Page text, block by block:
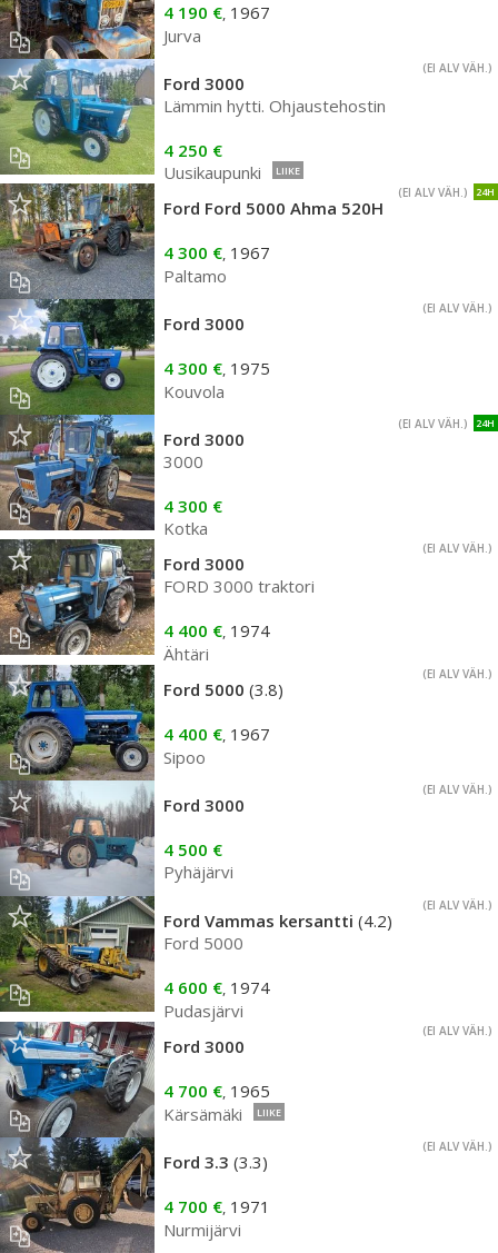
4 190 €, 1967
Jurva
(EI ALV VÄH.)
Ford 3000
Lämmin hytti. Ohjaustehostin
4 250 €
Uusikaupunki
LIIKE
24H
(EI ALV VÄH.)
Ford Ford 5000 Ahma 520H
4 300 €, 1967
Paltamo
(EI ALV VÄH.)
Ford 3000
4 300 €, 1975
Kouvola
24H
(EI ALV VÄH.)
Ford 3000
3000
4 300 €
Kotka
(EI ALV VÄH.)
Ford 3000
FORD 3000 traktori
4 400 €, 1974
Ähtäri
(EI ALV VÄH.)
Ford 5000 (3.8)
4 400 €, 1967
Sipoo
(EI ALV VÄH.)
Ford 3000
4 500 €
Pyhäjärvi
(EI ALV VÄH.)
Ford Vammas kersantti (4.2)
Ford 5000
4 600 €, 1974
Pudasjärvi
(EI ALV VÄH.)
Ford 3000
4 700 €, 1965
Kärsämäki
LIIKE
(EI ALV VÄH.)
Ford 3.3 (3.3)
4 700 €, 1971
Nurmijärvi